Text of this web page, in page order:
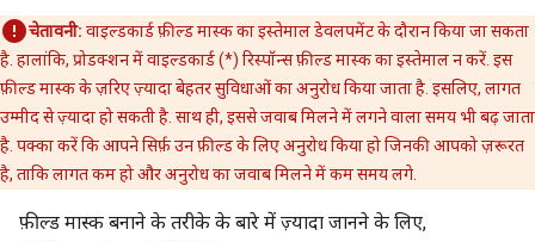
चेतावनी: वाइल्डकार्ड फ़ील्ड मास्क का इस्तेमाल डेवलपमेंट के दौरान किया जा सकता
है. हालांकि, प्रोडक्शन में वाइल्डकार्ड (*) रिस्पॉन्स फ़ील्ड मास्क का इस्तेमाल न करें. इस
फ़ील्ड मास्क के ज़रिए ज़्यादा बेहतर सुविधाओं का अनुरोध किया जाता है. इसलिए, लागत
उम्मीद से ज़्यादा हो सकती है. साथ ही, इससे जवाब मिलने में लगने वाला समय भी बढ़ जाता
है. पक्का करें कि आपने सिर्फ़ उन फ़ील्ड के लिए अनुरोध किया हो जिनकी आपको ज़रूरत
है, ताकि लागत कम हो और अनुरोध का जवाब मिलने में कम समय लगे.
फ़ील्ड मास्क बनाने के तरीके के बारे में ज़्यादा जानने के लिए,